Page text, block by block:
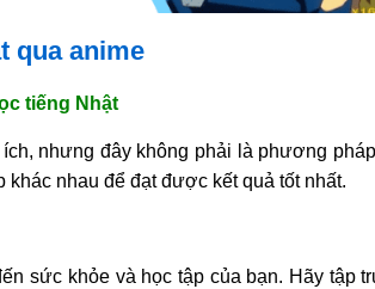
qua anime
tiếng Nhật
nhưng đây không phải là phương
nhau để đạt được kết quả tốt nhất.
sức khỏe và học tập của bạn. Hãy tập